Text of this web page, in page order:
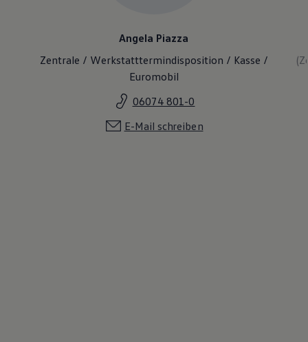
Angela Piazza
Zentrale / Werkstatttermindisposition / Kasse /
Euromobil
06074 801-0
E-Mail schreiben